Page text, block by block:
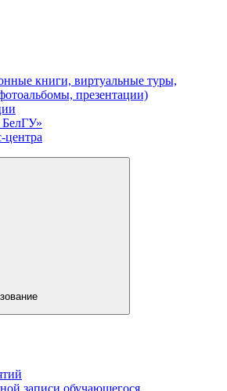
книги, виртуальные туры,
презентации)
центра
записи обучающегося